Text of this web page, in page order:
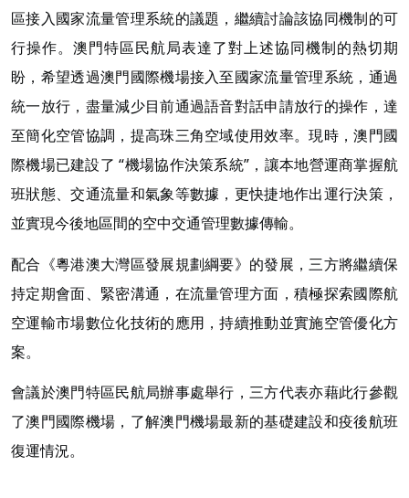
區接入國家流量管理系統的議題，繼續討論該協同機制的可
行操作。澳門特區民航局表達了對上述協同機制的熱切期
盼，希望透過澳門國際機場接入至國家流量管理系統，通過
統一放行，盡量減少目前通過語音對話申請放行的操作，達
至簡化空管協調，提高珠三角空域使用效率。現時，澳門國
際機場已建設了 “機場協作決策系統”，讓本地營運商掌握航
班狀態、交通流量和氣象等數據，更快捷地作出運行決策，
並實現今後地區間的空中交通管理數據傳輸。
配合《粵港澳大灣區發展規劃綱要》的發展，三方將繼續保
持定期會面、緊密溝通，在流量管理方面，積極探索國際航
空運輸市場數位化技術的應用，持續推動並實施空管優化方
案。
會議於澳門特區民航局辦事處舉行，三方代表亦藉此行參觀
了澳門國際機場，了解澳門機場最新的基礎建設和疫後航班
復運情況。